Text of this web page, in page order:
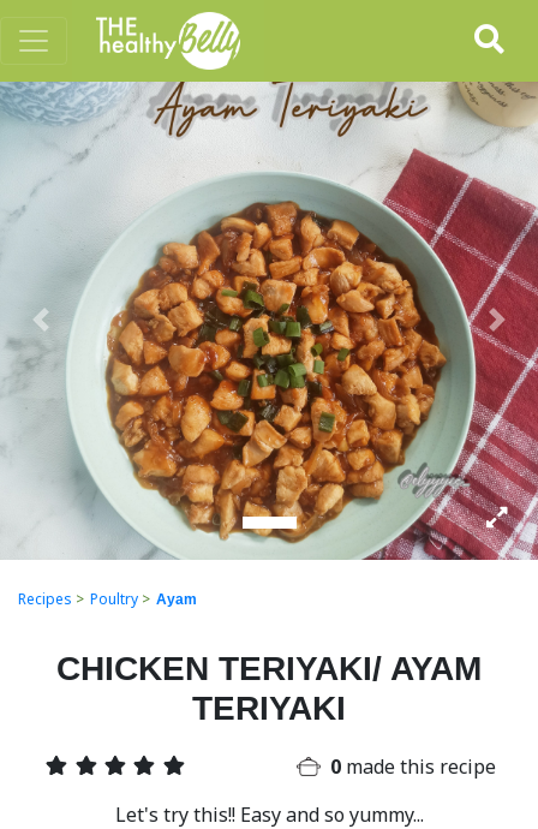
Previous Next
Recipes > Poultry > Ayam
CHICKEN TERIYAKI/ AYAM
TERIYAKI
0 made this recipe
Let's try this!! Easy and so yummy...